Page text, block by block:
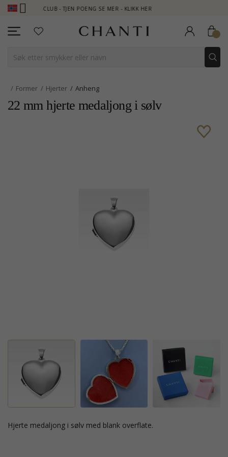
CLUB - TJEN POENG SE MER - KLIKK HER
Former Hjerter Anheng
22 mm hjerte medaljong i sølv
hjerte medaljong i sølv med blank overflate.